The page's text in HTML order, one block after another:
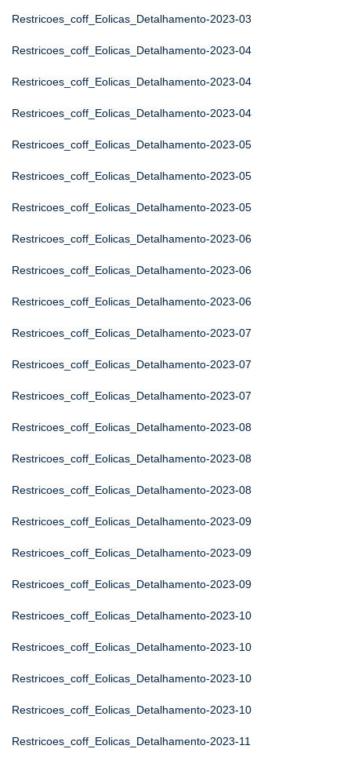
Restricoes_coff_Eolicas_Detalhamento-2023-03
Restricoes_coff_Eolicas_Detalhamento-2023-04
Restricoes_coff_Eolicas_Detalhamento-2023-04
Restricoes_coff_Eolicas_Detalhamento-2023-04
Restricoes_coff_Eolicas_Detalhamento-2023-05
Restricoes_coff_Eolicas_Detalhamento-2023-05
Restricoes_coff_Eolicas_Detalhamento-2023-05
Restricoes_coff_Eolicas_Detalhamento-2023-06
Restricoes_coff_Eolicas_Detalhamento-2023-06
Restricoes_coff_Eolicas_Detalhamento-2023-06
Restricoes_coff_Eolicas_Detalhamento-2023-07
Restricoes_coff_Eolicas_Detalhamento-2023-07
Restricoes_coff_Eolicas_Detalhamento-2023-07
Restricoes_coff_Eolicas_Detalhamento-2023-08
Restricoes_coff_Eolicas_Detalhamento-2023-08
Restricoes_coff_Eolicas_Detalhamento-2023-08
Restricoes_coff_Eolicas_Detalhamento-2023-09
Restricoes_coff_Eolicas_Detalhamento-2023-09
Restricoes_coff_Eolicas_Detalhamento-2023-09
Restricoes_coff_Eolicas_Detalhamento-2023-10
Restricoes_coff_Eolicas_Detalhamento-2023-10
Restricoes_coff_Eolicas_Detalhamento-2023-10
Restricoes_coff_Eolicas_Detalhamento-2023-10
Restricoes_coff_Eolicas_Detalhamento-2023-11